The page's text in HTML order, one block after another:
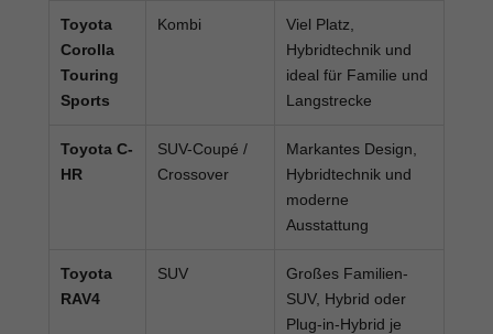
Toyota
Corolla
Touring
Sports
Kombi
Viel Platz,
Hybridtechnik und
ideal für Familie und
Langstrecke
Toyota C-
HR
SUV-Coupé /
Crossover
Markantes Design,
Hybridtechnik und
moderne
Ausstattung
Toyota
RAV4
SUV
Großes Familien-
SUV, Hybrid oder
Plug-in-Hybrid je